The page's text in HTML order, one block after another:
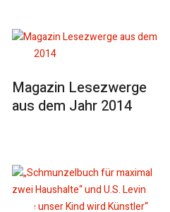
Magazin Lesezwerge
aus dem Jahr 2014